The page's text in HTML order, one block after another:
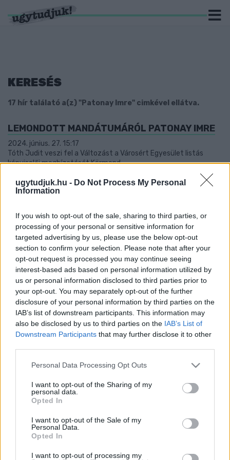
ugytudjuk.hu - Do Not Process My Personal
Information
If you wish to opt-out of the sale, sharing to third parties, or
processing of your personal or sensitive information for
targeted advertising by us, please use the below opt-out
section to confirm your selection. Please note that after your
opt-out request is processed you may continue seeing
interest-based ads based on personal information utilized by
us or personal information disclosed to third parties prior to
your opt-out. You may separately opt-out of the further
disclosure of your personal information by third parties on the
IAB’s list of downstream participants. This information may
also be disclosed by us to third parties on the IAB’s List of
Downstream Participants that may further disclose it to other
Please note that this website/app uses one or more Google
not limited to your visit or usage behaviour. You may click to
grant or deny consent to Google and its third-party tags to
use your data for below specified purposes in below Google
consent section.
Personal Data Processing Opt Outs
I want to opt-out of the Sharing of my
personal data.
Opted In
I want to opt-out of the Sale of my
Personal Data.
Opted In
I want to opt-out of processing my
KERESÉS
17 hír találató a(z) "Patonay Imre" cimkével ellátva.
LEMONDOTT MANDÁTUMÁRÓL PATONAY IMRE
2024. június. 27. 15:17
Tóth Judit veszi fel a Változást a Városért Egyesület listás
képviselői megbízatását Körmend.
2022 UTÁN, TAVALY IS VESZTESÉGES VOLT A
KÖRMENDI KOSÁRLABDA CSAPATOT
2024. június. 07. 10:48
60 millió forint mínusszal zárt a cég. Közben az MTE pár nappal a
választás előtt kampánytéma lett.
AZONNALI HATÁLLYAL RÚGTA KI A VAS NÉPE
AZ ÚJSÁGÍRÓJÁT, MIUTÁN BEJELENTETTE,
HOGY CIVILKÉNT ELINDUL KÉPVISELŐNEK
2024. Április. 17. 11:13
Tóth Judit Körmenden szerezne mandátumot. Frissítve a Vas
Népe közleményével!
PATONAY IMRE: “NEM AKARUNK MI ROSSZAT,
CSAK EGY KIS VÁLTOZÁST A VÁROSBAN.”
jelöltjei. Az egyik újrázó képviselő egy fideszes fenyegetésről
BEMUTATKOZTAK A KÖRMENDI VÁLTOZÁS A
2024. március. 27. 08:51
Mind a nyolc városi körzetben indítanak jelöltet.